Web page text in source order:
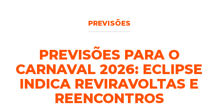
PREVISÕES
PREVISÕES PARA O
CARNAVAL 2026: ECLIPSE
INDICA REVIRAVOLTAS E
REENCONTROS